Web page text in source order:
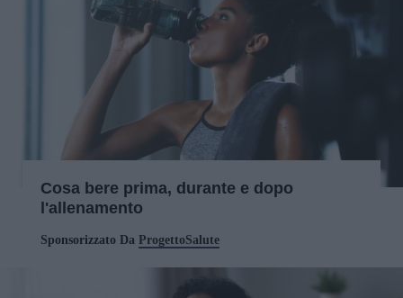
Cosa bere prima, durante e dopo
l'allenamento
Sponsorizzato Da ProgettoSalute